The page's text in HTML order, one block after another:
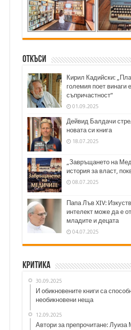
Откъси
Кирил Кадийски:
големия поет винаги
съпричастност“
01.09.2025
Дейвид Балдачи
новата си книга
18.07.2025
„Завръщането на
история за власт,
08.07.2025
Папа Лъв XIV:
интелект може да е
младите и децата
04.07.2025
Критика
30.09.2025
И обикновените книги са
необикновени неща
12.09.2025
Автори за препрочитане: